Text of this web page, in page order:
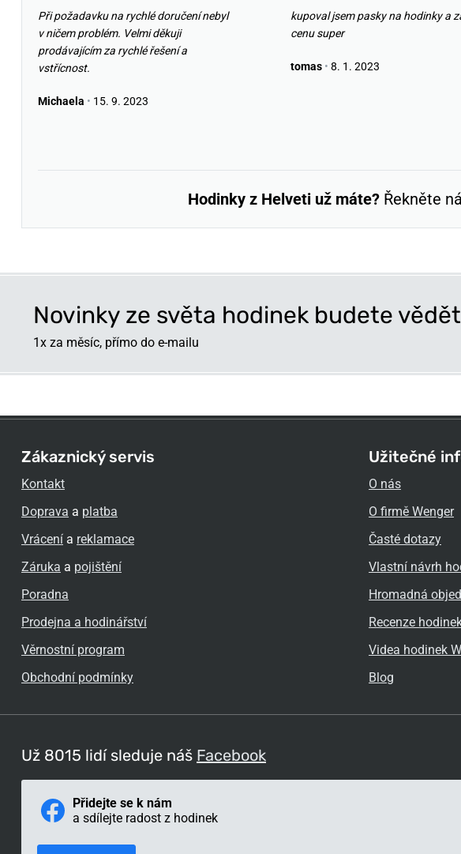
Při požadavku na rychlé doručení nebyl
v ničem problém. Velmi děkuji
prodávajícím za rychlé řešení a
vstřícnost.
Michaela • 15. 9. 2023
kupoval jsem pasky na hodinky a
cenu super
tomas • 8. 1. 2023
Hodinky z Helveti už máte?Řekněte
Novinky ze světa hodinek budete
1x za měsíc, přímo do e-mailu
Zákaznický servis
Kontakt
Doprava a platba
Vrácení a reklamace
Záruka a pojištění
Poradna
Prodejna a hodinářství
Věrnostní program
Obchodní podmínky
Užitečné
O nás
O firmě Wenger
Časté dotazy
Vlastní návrh
Hromadná
Recenze
Videa hodinek
Blog
Už 8015 lidí sleduje náš Facebook
Přidejte se k nám
a sdílejte radost z hodinek